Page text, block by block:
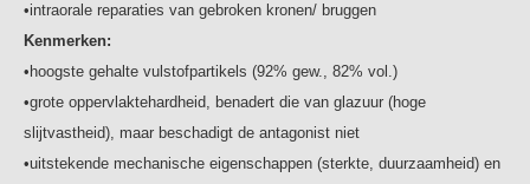
•intraorale reparaties van gebroken kronen/ bruggen
Kenmerken:
•hoogste gehalte vulstofpartikels (92% gew., 82% vol.)
•grote oppervlaktehardheid, benadert die van glazuur (hoge
slijtvastheid), maar beschadigt de antagonist niet
•uitstekende mechanische eigenschappen (sterkte, duurzaamheid) en